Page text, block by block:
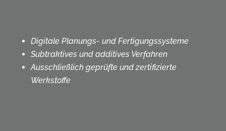
Digitale Planungs- und Fertigungssysteme
Subtraktives und additives Verfahren
Ausschließlich geprüfte und zertifizierte
Werkstoffe